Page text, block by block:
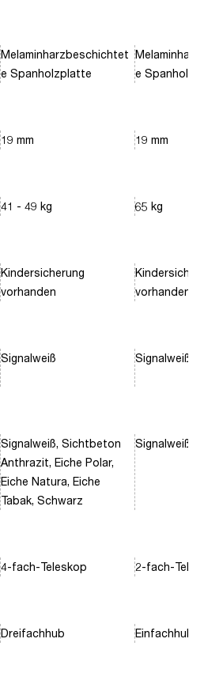
Melaminharzbeschichtet
e Spanholzplatte
19 mm
41 - 49 kg
Kindersicherung
vorhanden
Signalweiß
Signalweiß, Sichtbeton
Anthrazit, Eiche Polar,
Eiche Natura, Eiche
Tabak, Schwarz
4-fach-Teleskop
Dreifachhub
e
19 mm
65 kg
vorhanden
Signalweiß,
Signalweiß,
2-fach-
Einfachhub